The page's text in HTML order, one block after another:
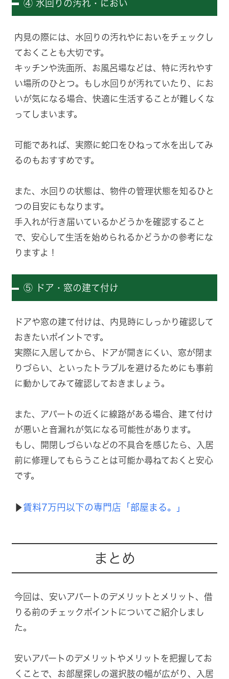
④ 水回りの汚れ・におい
内見の際には、水回りの汚れやにおいをチェックし
ておくことも大切です。
キッチンや洗面所、お風呂場などは、特に汚れやす
い場所のひとつ。もし水回りが汚れていたり、にお
いが気になる場合、快適に生活することが難しくな
ってしまいます。
可能であれば、実際に蛇口をひねって水を出してみ
るのもおすすめです。
また、水回りの状態は、物件の管理状態を知るひと
つの目安にもなります。
手入れが行き届いているかどうかを確認すること
で、安心して生活を始められるかどうかの参考にな
りますよ！
⑤ ドア・窓の建て付け
ドアや窓の建て付けは、内見時にしっかり確認して
おきたいポイントです。
実際に入居してから、ドアが開きにくい、窓が閉ま
りづらい、といったトラブルを避けるためにも事前
に動かしてみて確認しておきましょう。
また、アパートの近くに線路がある場合、建て付け
が悪いと音漏れが気になる可能性があります。
もし、開閉しづらいなどの不具合を感じたら、入居
前に修理してもらうことは可能か尋ねておくと安心
です。
▶︎賃料7万円以下の専門店「部屋まる。」
まとめ
今回は、安いアパートのデメリットとメリット、借
りる前のチェックポイントについてご紹介しまし
た。
安いアパートのデメリットやメリットを把握してお
くことで、お部屋探しの選択肢の幅が広がり、入居